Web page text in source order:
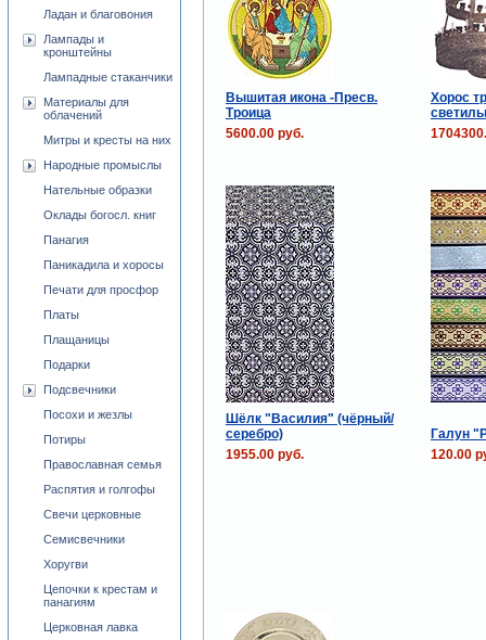
Вышитая икона -Пресв.
Троица
Хорос
5600.00 руб.
Шёлк "Василия" (чёрный/
серебро)
Галун
1955.00 руб.
120.00
Ладан и благовония
Лампады и
кронштейны
Лампадные стаканчики
Материалы для
облачений
Митры и кресты на них
Народные промыслы
Нательные образки
Оклады богосл. книг
Панагия
Паникадила и хоросы
Печати для просфор
Платы
Плащаницы
Подарки
Подсвечники
Посохи и жезлы
Потиры
Православная семья
Распятия и голгофы
Свечи церковные
Семисвечники
Хоругви
Цепочки к крестам и
панагиям
Церковная лавка